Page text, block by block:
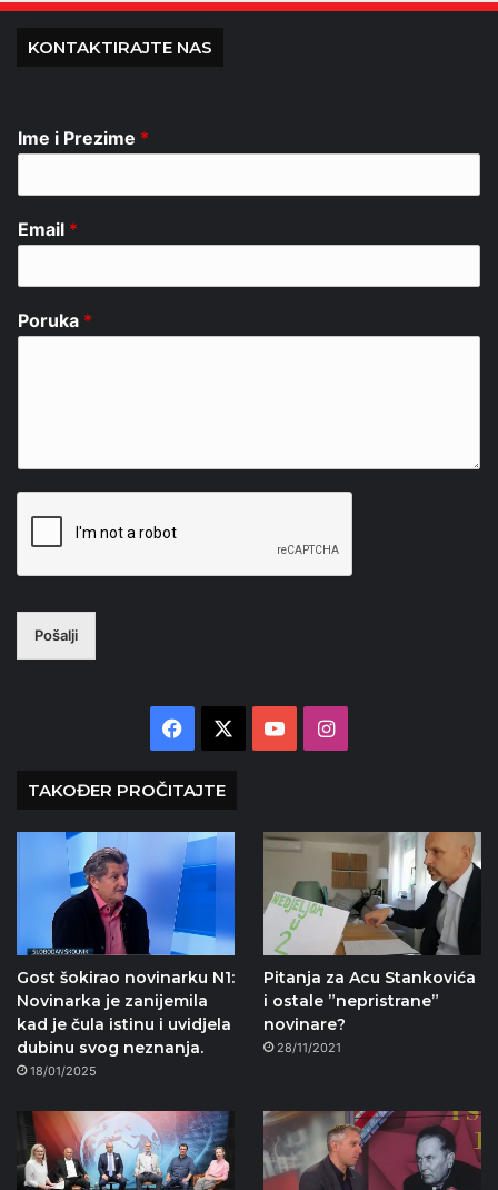
KONTAKTIRAJTE NAS
Ime i Prezime *
Email *
Poruka *
Pošalji
Facebook YouTubeInstagram
TAKOĐER PROČITAJTE
Gost šokirao novinarku N1:
Novinarka je zanijemila
kad je čula istinu i uvidjela
dubinu svog neznanja.
18/01/2025
Pitanja za Acu Stankovića
i ostale ”nepristrane”
novinare?
28/11/2021